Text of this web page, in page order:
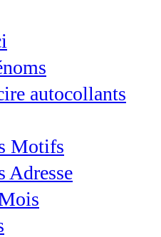
autocollants
Motifs
Adresse